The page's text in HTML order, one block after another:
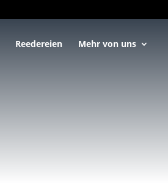
Reedereien Mehr von uns